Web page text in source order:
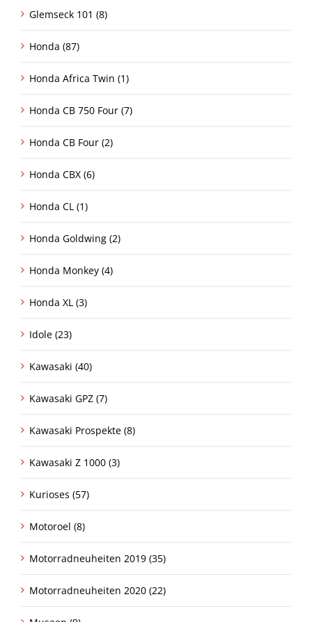
Glemseck 101 (8)
Honda (87)
Honda Africa Twin (1)
Honda CB 750 Four (7)
Honda CB Four (2)
Honda CBX (6)
Honda CL (1)
Honda Goldwing (2)
Honda Monkey (4)
Honda XL (3)
Idole (23)
Kawasaki (40)
Kawasaki GPZ (7)
Kawasaki Prospekte (8)
Kawasaki Z 1000 (3)
Kurioses (57)
Motoroel (8)
Motorradneuheiten 2019 (35)
Motorradneuheiten 2020 (22)